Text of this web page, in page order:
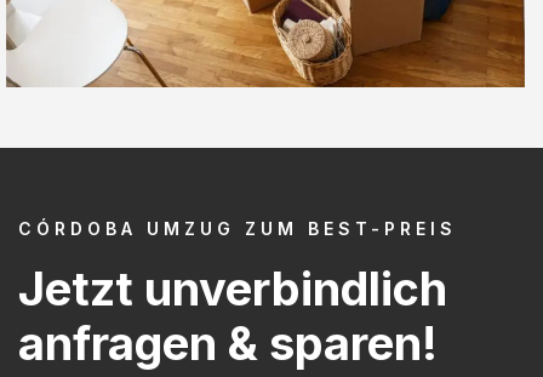
CÓRDOBA UMZUG ZUM BEST-PREIS
Jetzt unverbindlich
anfragen & sparen!